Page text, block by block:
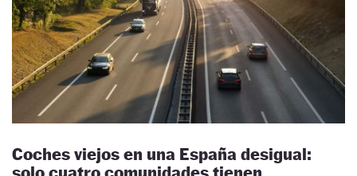
Coches viejos en una España desigual: